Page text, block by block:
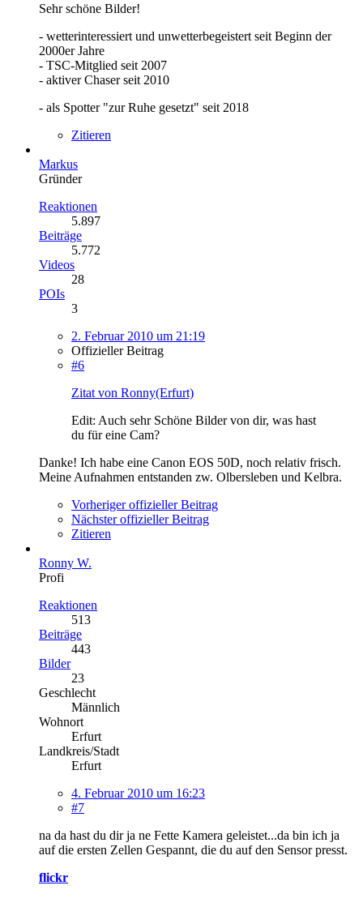
Sehr schöne Bilder!
- wetterinteressiert und unwetterbegeistert seit Beginn der
2000er Jahre
- TSC-Mitglied seit 2007
- aktiver Chaser seit 2010
- als Spotter "zur Ruhe gesetzt" seit 2018
Zitieren
Markus
Gründer
Reaktionen
5.897
Beiträge
5.772
Videos
28
POIs
3
2. Februar 2010 um 21:19
Offizieller Beitrag
#6
Zitat von Ronny(Erfurt)
Edit: Auch sehr Schöne Bilder von dir, was hast
du für eine Cam?
Danke! Ich habe eine Canon EOS 50D, noch relativ frisch.
Meine Aufnahmen entstanden zw. Olbersleben und Kelbra.
Vorheriger offizieller Beitrag
Nächster offizieller Beitrag
Zitieren
Ronny W.
Profi
Reaktionen
513
Beiträge
443
Bilder
23
Geschlecht
Männlich
Wohnort
Erfurt
Landkreis/Stadt
Erfurt
4. Februar 2010 um 16:23
#7
na da hast du dir ja ne Fette Kamera geleistet...da bin ich ja
auf die ersten Zellen Gespannt, die du auf den Sensor presst.
flickr